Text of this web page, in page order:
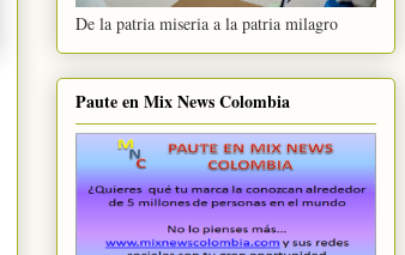
De la patria miseria a la patria milagro
Paute en Mix News Colombia